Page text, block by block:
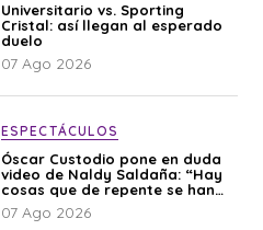
Universitario vs. Sporting
Cristal: así llegan al esperado
duelo
07 Ago 2026
ESPECTÁCULOS
Óscar Custodio pone en duda
video de Naldy Saldaña: “Hay
cosas que de repente se han
editado”
07 Ago 2026